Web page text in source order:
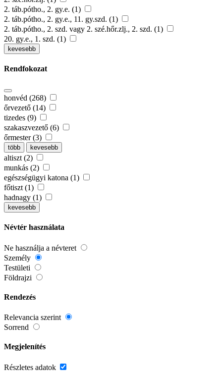
2. táb.pótho., 2. gy.e. (1)
2. táb.pótho., 2. gy.e., 11. gy.szd. (1)
2. táb.pótho., 2. szd. vagy 2. szé.hőr.zlj., 2. szd. (1)
20. gy.e., 1. szd. (1)
kevesebb
Rendfokozat
honvéd (268)
őrvezető (14)
tizedes (9)
szakaszvezető (6)
őrmester (3)
több kevesebb
altiszt (2)
munkás (2)
egészségügyi katona (1)
főtiszt (1)
hadnagy (1)
kevesebb
Névtér használata
Ne használja a névteret
Személy
Testületi
Földrajzi
Rendezés
Relevancia szerint
Sorrend
Megjelenítés
Részletes adatok